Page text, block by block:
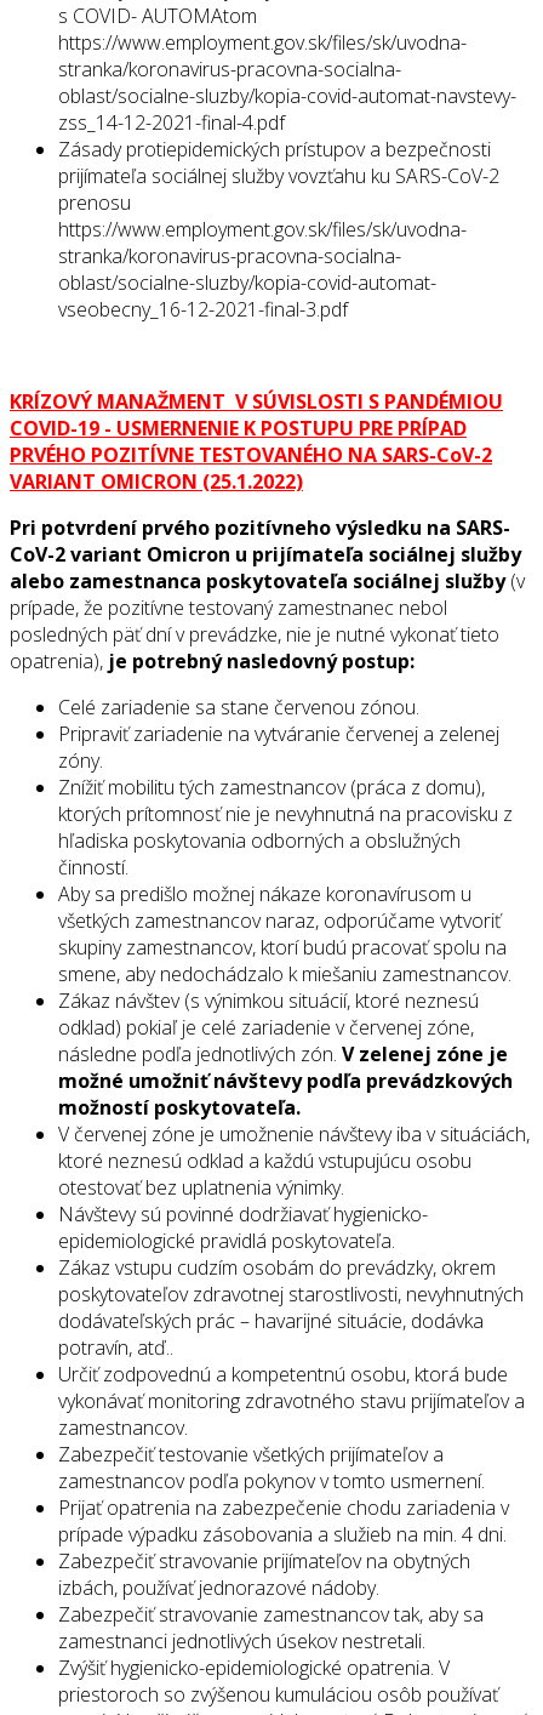
s COVID- AUTOMAtom
https://www.employment.gov.sk/files/sk/uvodna-
stranka/koronavirus-pracovna-socialna-
oblast/socialne-sluzby/kopia-covid-automat-navstevy-
zss_14-12-2021-final-4.pdf
Zásady protiepidemických prístupov a bezpečnosti
prijímateľa sociálnej služby vovzťahu ku SARS-CoV-2
prenosu
https://www.employment.gov.sk/files/sk/uvodna-
stranka/koronavirus-pracovna-socialna-
oblast/socialne-sluzby/kopia-covid-automat-
vseobecny_16-12-2021-final-3.pdf
KRÍZOVÝ MANAŽMENT V SÚVISLOSTI S PANDÉMIOU
COVID-19 - USMERNENIE K POSTUPU PRE PRÍPAD
PRVÉHO POZITÍVNE TESTOVANÉHO NA SARS-CoV-2
VARIANT OMICRON (25.1.2022)
Pri potvrdení prvého pozitívneho výsledku na SARS-
CoV-2 variant Omicron u prijímateľa sociálnej služby
alebo zamestnanca poskytovateľa sociálnej služby(v
prípade, že pozitívne testovaný zamestnanec nebol
posledných päť dní v prevádzke, nie je nutné vykonať tieto
opatrenia), je potrebný nasledovný postup:
Celé zariadenie sa stane červenou zónou.
Pripraviť zariadenie na vytváranie červenej a zelenej
zóny.
Znížiť mobilitu tých zamestnancov (práca z domu),
ktorých prítomnosť nie je nevyhnutná na pracovisku z
hľadiska poskytovania odborných a obslužných
činností.
Aby sa predišlo možnej nákaze koronavírusom u
všetkých zamestnancov naraz, odporúčame vytvoriť
skupiny zamestnancov, ktorí budú pracovať spolu na
smene, aby nedochádzalo k miešaniu zamestnancov.
Zákaz návštev (s výnimkou situácií, ktoré neznesú
odklad) pokiaľ je celé zariadenie v červenej zóne,
následne podľa jednotlivých zón. V zelenej zóne je
možné umožniť návštevy podľa prevádzkových
možností poskytovateľa.
V červenej zóne je umožnenie návštevy iba v situáciách,
ktoré neznesú odklad a každú vstupujúcu osobu
otestovať bez uplatnenia výnimky.
Návštevy sú povinné dodržiavať hygienicko-
epidemiologické pravidlá poskytovateľa.
Zákaz vstupu cudzím osobám do prevádzky, okrem
poskytovateľov zdravotnej starostlivosti, nevyhnutných
dodávateľských prác – havarijné situácie, dodávka
potravín, atď..
Určiť zodpovednú a kompetentnú osobu, ktorá bude
vykonávať monitoring zdravotného stavu prijímateľov a
zamestnancov.
Zabezpečiť testovanie všetkých prijímateľov a
zamestnancov podľa pokynov v tomto usmernení.
Prijať opatrenia na zabezpečenie chodu zariadenia v
prípade výpadku zásobovania a služieb na min. 4 dni.
Zabezpečiť stravovanie prijímateľov na obytných
izbách, používať jednorazové nádoby.
Zabezpečiť stravovanie zamestnancov tak, aby sa
zamestnanci jednotlivých úsekov nestretali.
Zvýšiť hygienicko-epidemiologické opatrenia. V
priestoroch so zvýšenou kumuláciou osôb používať